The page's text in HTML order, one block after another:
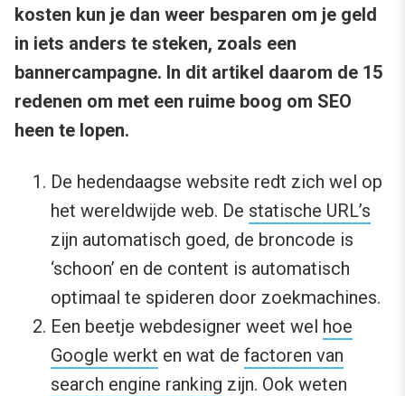
kosten kun je dan weer besparen om je geld
in iets anders te steken, zoals een
bannercampagne. In dit artikel daarom de 15
redenen om met een ruime boog om SEO
heen te lopen.
De hedendaagse website redt zich wel op
het wereldwijde web. De statische URL’s
zijn automatisch goed, de broncode is
‘schoon’ en de content is automatisch
optimaal te spideren door zoekmachines.
Een beetje webdesigner weet wel hoe
Google werkt en wat de factoren van
search engine ranking zijn. Ook weten